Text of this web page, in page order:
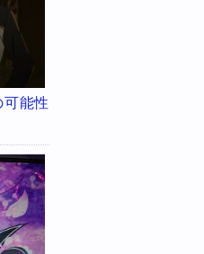
可能性